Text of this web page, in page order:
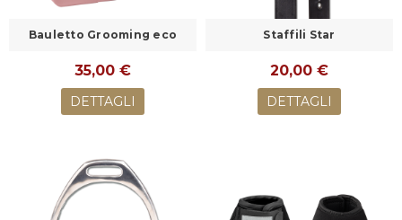
Bauletto Grooming eco
35,00 €
DETTAGLI
Staffili Star
20,00 €
DETTAGLI